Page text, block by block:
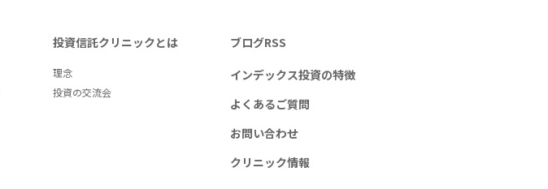
投資信託クリニックとは
理念
投資の交流会
ブログRSS
インデックス投資の特徴
よくあるご質問
お問い合わせ
クリニック情報